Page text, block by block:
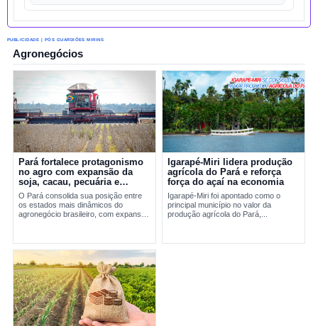
PUBLICIDADE | PÓS GUARDIÕES MIRINS
Agronegócios
Pará fortalece protagonismo
no agro com expansão da
soja, cacau, pecuária e
exportações
O Pará consolida sua posição entre
os estados mais dinâmicos do
agronegócio brasileiro, com expansão
Igarapé-Miri lidera produção
agrícola do Pará e reforça
força do açaí na economia
Igarapé-Miri foi apontado como o
principal município no valor da
produção agrícola do Pará,...